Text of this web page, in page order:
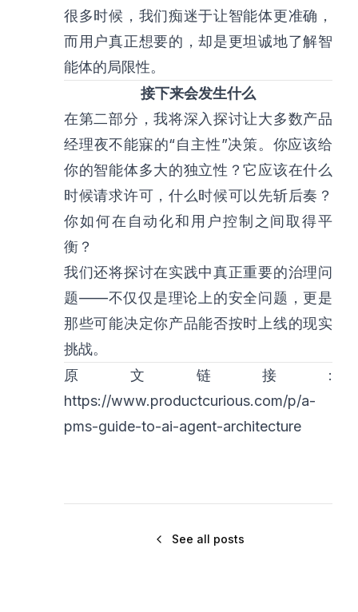
很多时候，我们痴迷于让智能体更准确，
而用户真正想要的，却是更坦诚地了解智
能体的局限性。
接下来会发生什么
在第二部分，我将深入探讨让大多数产品
经理夜不能寐的“自主性”决策。你应该给
你的智能体多大的独立性？它应该在什么
时候请求许可，什么时候可以先斩后奏？
你如何在自动化和用户控制之间取得平
衡？
我们还将探讨在实践中真正重要的治理问
题——不仅仅是理论上的安全问题，更是
那些可能决定你产品能否按时上线的现实
挑战。
原文链接:
https://www.productcurious.com/p/a-
pms-guide-to-ai-agent-architecture
See all posts